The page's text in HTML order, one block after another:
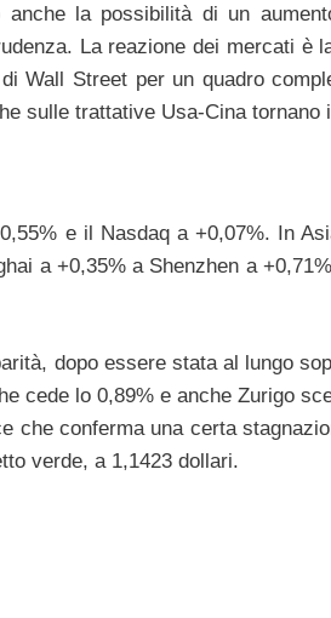
la possibilità di un
La reazione dei mercati è
Wall Street per un quadro
sulle trattative Usa-Cina tornano
e il Nasdaq a +0,07%. In
a +0,35% a Shenzhen a
dopo essere stata al lungo
cede lo 0,89% e anche Zurigo
che conferma una certa
verde, a 1,1423 dollari.